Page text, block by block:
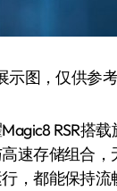
示图，仅供参
RSR搭载
速存储组合，
，都能保持流